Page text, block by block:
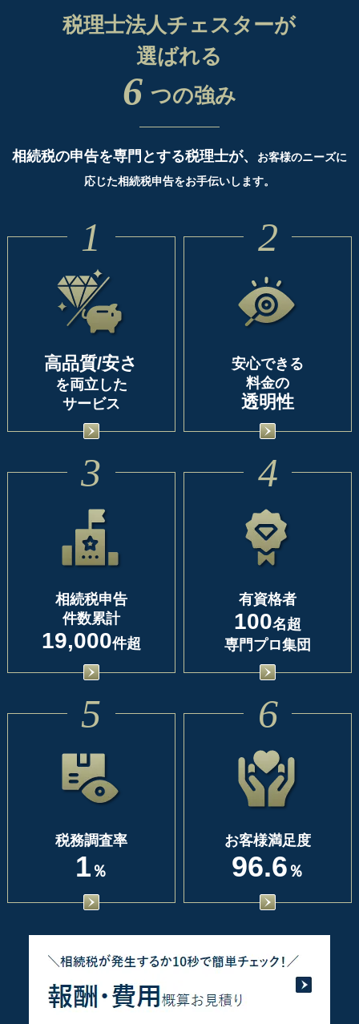
税理士法人チェスターが
選ばれる
6 つの強み
相続税の申告を専門とする税理士が、
お客様のニーズに
応じた相続税申告をお手伝いします。
1
高品質/安さ
を両立した
サービス
2
安心できる
料金の
透明性
3
相続税申告
件数累計
19,000件超
4
有資格者
100名超
専門プロ集団
5
税務調査率
1 ％
6
お客様満足度
96.6 ％